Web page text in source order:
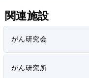
関連施設
がん研究会
がん研究所